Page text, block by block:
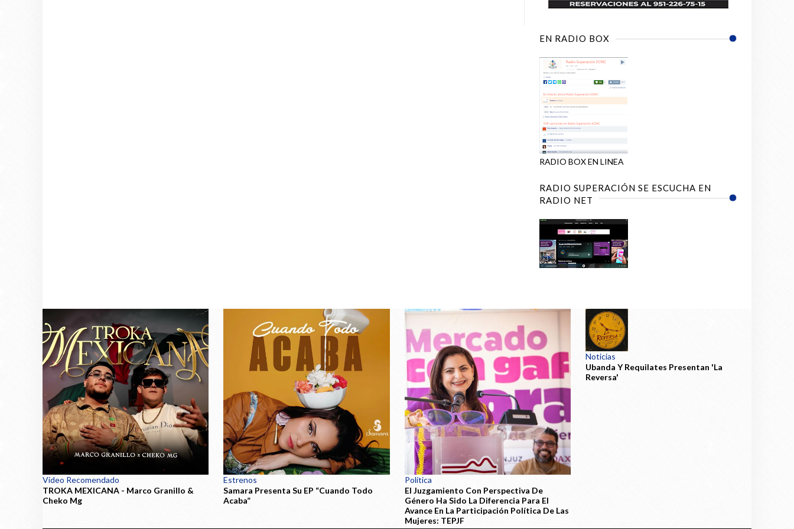
EN RADIO BOX
RADIO BOX EN LINEA
RADIO SUPERACIÓN SE ESCUCHA EN
RADIO NET
Video Recomendado
TROKA MEXICANA - Marco Granillo &
Cheko Mg
Estrenos
Samara Presenta Su EP “Cuando Todo
Acaba”
Politica
El Juzgamiento Con Perspectiva De
Género Ha Sido La Diferencia Para El
Avance En La Participación Política De Las
Mujeres: TEPJF
Noticias
Ubanda Y Requilates Presentan 'La
Reversa'